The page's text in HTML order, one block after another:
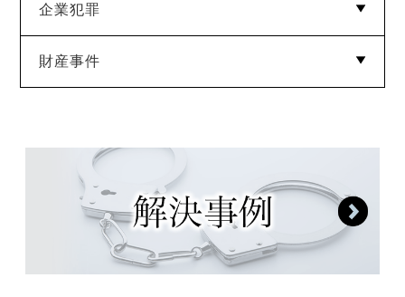
過失運転致死傷罪
道路交通法違反
企業犯罪
横領
業務上横領
背任
信用棄損罪
業務妨害罪
財産事件